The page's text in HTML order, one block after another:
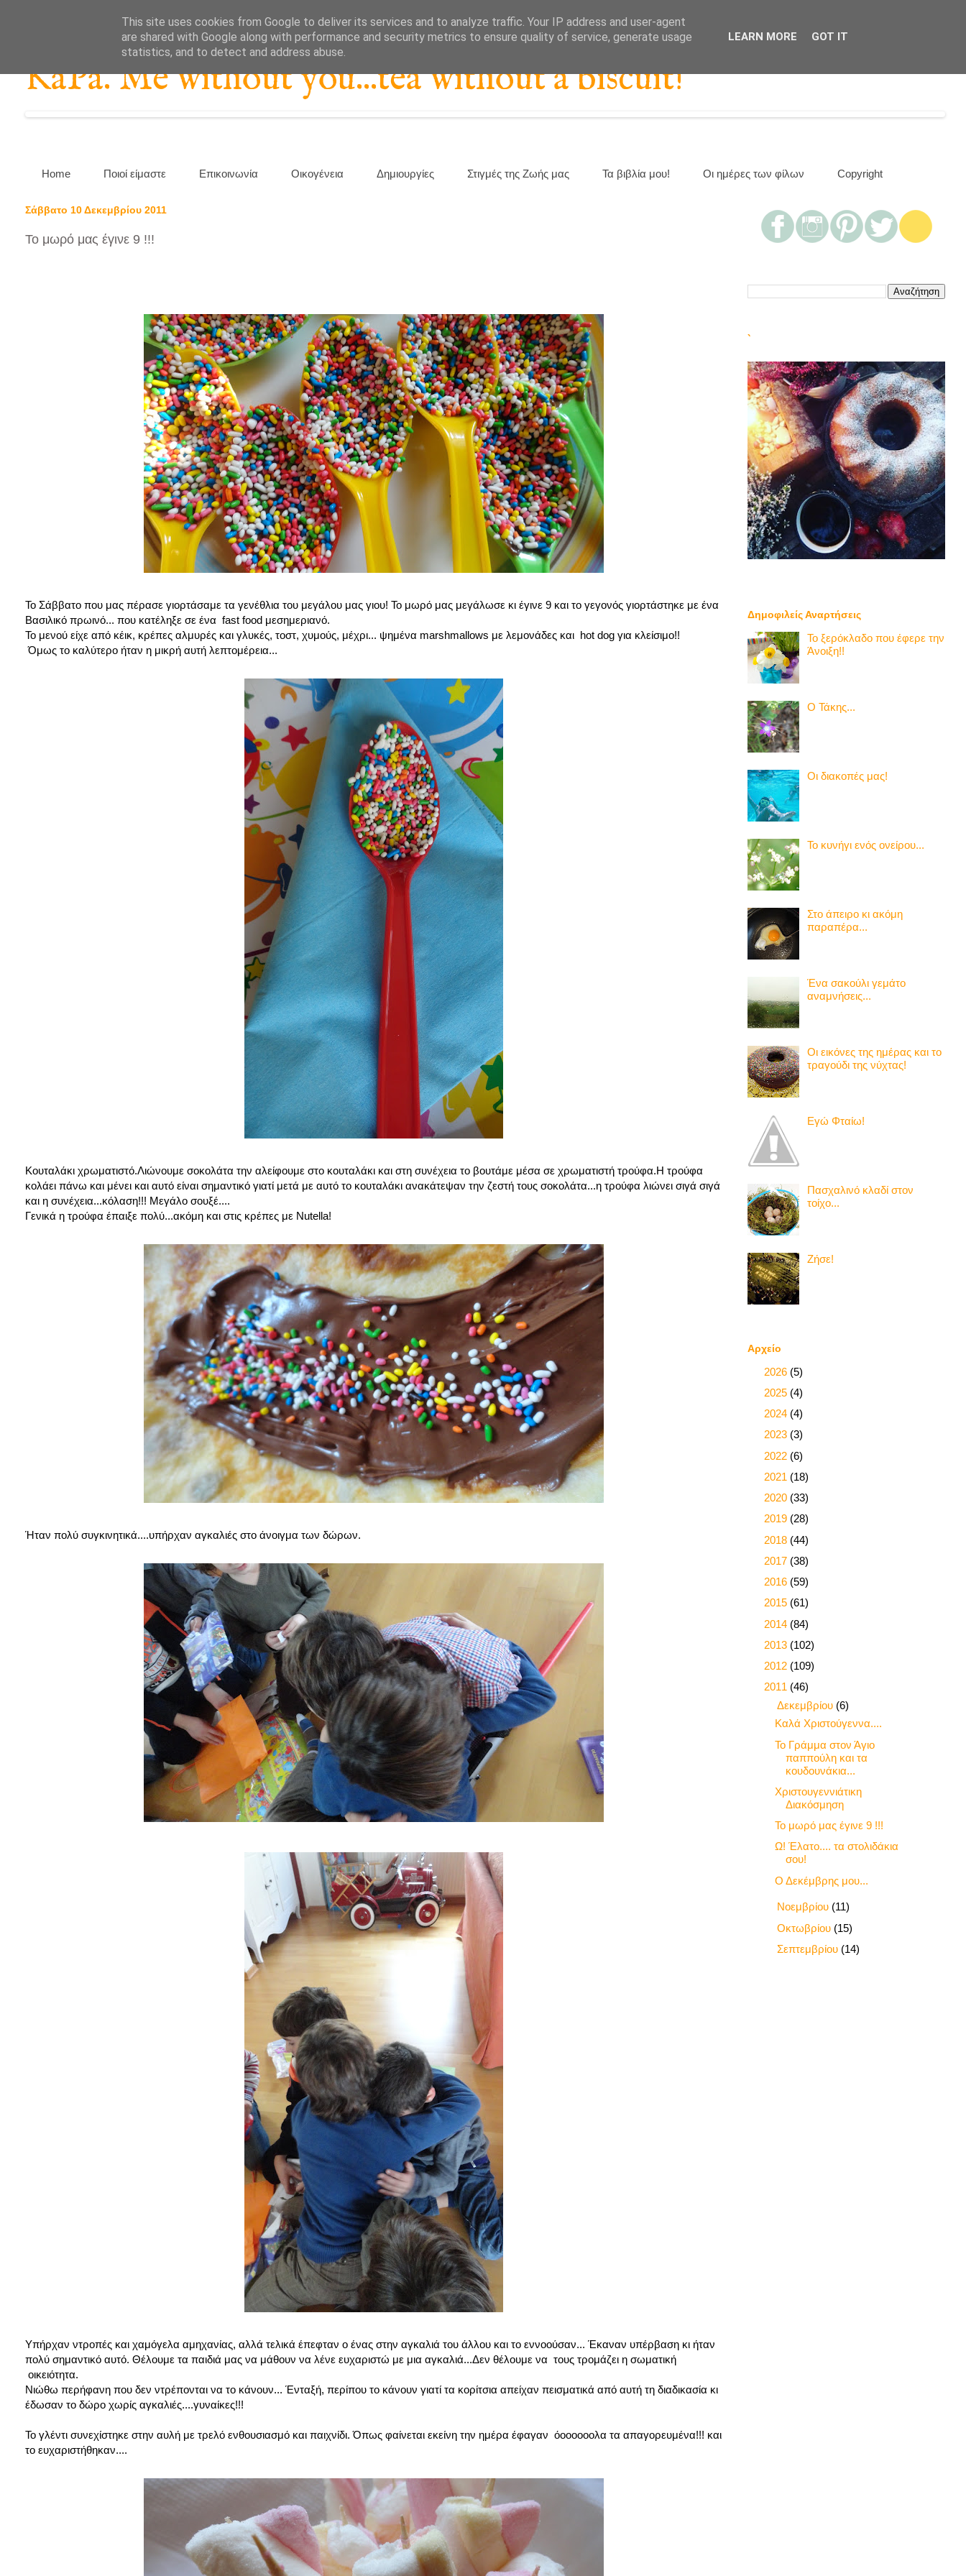
KaPa. Me without you...tea without a biscuit!
Home Ποιοί είμαστε Επικοινωνία Οικογένεια Δημιουργίες Στιγμές της Ζωής μας Τα βιβλία μου! Οι ημέρες των φίλων Copyright
Σάββατο 10 Δεκεμβρίου 2011
Το μωρό μας έγινε 9 !!!
Το Σάββατο που μας πέρασε γιορτάσαμε τα γενέθλια του μεγάλου μας γιου! Το μωρό μας μεγάλωσε κι έγινε 9 και το γεγονός γιορτάστηκε με ένα
Βασιλικό πρωινό... που κατέληξε σε ένα fast food μεσημεριανό.
Το μενού είχε από κέικ, κρέπες αλμυρές και γλυκές, τοστ, χυμούς, μέχρι... ψημένα marshmallows με λεμονάδες και hot dog για κλείσιμο!!
Όμως το καλύτερο ήταν η μικρή αυτή λεπτομέρεια...
Κουταλάκι χρωματιστό.Λιώνουμε σοκολάτα την αλείφουμε στο κουταλάκι και στη συνέχεια το βουτάμε μέσα σε χρωματιστή τρούφα.Η τρούφα
κολάει πάνω και μένει και αυτό είναι σημαντικό γιατί μετά με αυτό το κουταλάκι ανακάτεψαν την ζεστή τους σοκολάτα...η τρούφα λιώνει σιγά σιγά
και η συνέχεια...κόλαση!!! Μεγάλο σουξέ....
Γενικά η τρούφα έπαιξε πολύ...ακόμη και στις κρέπες με Nutella!
Ήταν πολύ συγκινητικά....υπήρχαν αγκαλιές στο άνοιγμα των δώρων.
Υπήρχαν ντροπές και χαμόγελα αμηχανίας, αλλά τελικά έπεφταν ο ένας στην αγκαλιά του άλλου και το εννοούσαν... Έκαναν υπέρβαση κι ήταν
πολύ σημαντικό αυτό. Θέλουμε τα παιδιά μας να μάθουν να λένε ευχαριστώ με μια αγκαλιά...Δεν θέλουμε να τους τρομάζει η σωματική
οικειότητα.
Νιώθω περήφανη που δεν ντρέπονται να το κάνουν... Ένταξή, περίπου το κάνουν γιατί τα κορίτσια απείχαν πεισματικά από αυτή τη διαδικασία κι
έδωσαν το δώρο χωρίς αγκαλιές....γυναίκες!!!
Το γλέντι συνεχίστηκε στην αυλή με τρελό ενθουσιασμό και παιχνίδι. Όπως φαίνεται εκείνη την ημέρα έφαγαν όοοοοοολα τα απαγορευμένα!!! και
το ευχαριστήθηκαν....
`
Δημοφιλείς Αναρτήσεις
Το ξερόκλαδο που έφερε την
Άνοιξη!!
Ο Τάκης...
Οι διακοπές μας!
Το κυνήγι ενός ονείρου...
Στο άπειρο κι ακόμη
παραπέρα...
Ένα σακούλι γεμάτο
αναμνήσεις...
Οι εικόνες της ημέρας και το
τραγούδι της νύχτας!
Εγώ Φταίω!
Πασχαλινό κλαδί στον
τοίχο...
Ζήσε!
Αρχείο
2026 (5)
2025 (4)
2024 (4)
2023 (3)
2022 (6)
2021 (18)
2020 (33)
2019 (28)
2018 (44)
2017 (38)
2016 (59)
2015 (61)
2014 (84)
2013 (102)
2012 (109)
2011 (46)
Δεκεμβρίου (6)
Καλά Χριστούγεννα....
Το Γράμμα στον Άγιο
παππούλη και τα
κουδουνάκια...
Χριστουγεννιάτικη
Διακόσμηση
Το μωρό μας έγινε 9 !!!
Ω! Έλατο.... τα στολιδάκια
σου!
Ο Δεκέμβρης μου...
Νοεμβρίου (11)
Οκτωβρίου (15)
Σεπτεμβρίου (14)
This site uses cookies from Google to deliver its services and to analyze traffic. Your IP address and user-agent
are shared with Google along with performance and security metrics to ensure quality of service, generate usage
statistics, and to detect and address abuse.
LEARN MORE GOT IT